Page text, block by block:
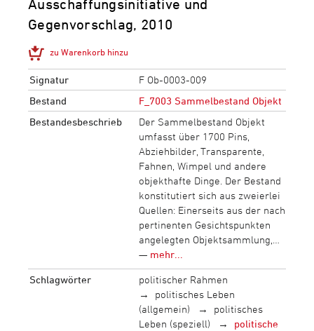
Ausschaffungsinitiative und
Gegenvorschlag, 2010
zu Warenkorb hinzu
Signatur
F Ob-0003-009
Bestand
F_7003 Sammelbestand Objekt
Bestandesbeschrieb
Der Sammelbestand Objekt
umfasst über 1700 Pins,
Abziehbilder, Transparente,
Fahnen, Wimpel und andere
objekthafte Dinge. Der Bestand
konstitutiert sich aus zweierlei
Quellen: Einerseits aus der nach
pertinenten Gesichtspunkten
angelegten Objektsammlung,…
— mehr...
Schlagwörter
politischer Rahmen
politisches Leben
(allgemein)
politisches
Leben (speziell)
politische